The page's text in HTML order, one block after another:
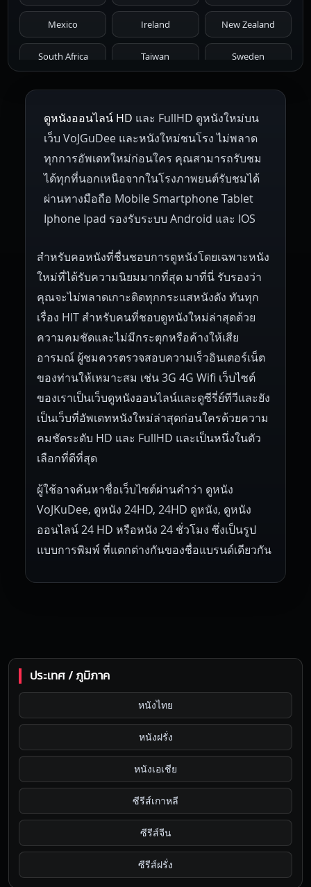
1966 1965 1964 1963 1962
1959 1955
1945 1942 1941 1940 1939
1938 1937 1930 1928 1916
Mexico Ireland New Zealand
South Africa Taiwan Sweden
Netherlands Russia Poland
Hungary Denmark Bulgaria
Czech Republic Brazil Turkey
ดูหนังออนไลน์ HD และ FullHD ดูหนังใหม่บน
เว็บ VoJGuDee และหนังใหม่ชนโรง ไม่พลาด
ทุกการอัพเดทใหม่ก่อนใคร คุณสามารถรับชม
ได้ทุกที่นอกเหนือจากในโรงภาพยนต์รับชมได้
ผ่านทางมือถือ Mobile Smartphone Tablet
Iphone Ipad รองรับระบบ Android และ IOS
สำหรับคอหนังที่ชื่นชอบการดูหนังโดยเฉพาะหนัง
ใหม่ที่ได้รับความนิยมมากที่สุด มาที่นี่ รับรองว่า
คุณจะไม่พลาดเกาะติดทุกกระแสหนังดัง ทันทุก
เรื่อง HIT สำหรับคนที่ชอบดูหนังใหม่ล่าสุดด้วย
ความคมชัดและไม่มีกระตุกหรือค้างให้เสีย
อารมณ์ ผู้ชมควรตรวจสอบความเร็วอินเตอร์เน็ต
ของท่านให้เหมาะสม เช่น 3G 4G Wifi เว็บไซต์
ของเราเป็นเว็บดูหนังออนไลน์และดูซีรี่ย์ทีวีและยัง
เป็นเว็บที่อัพเดทหนังใหม่ล่าสุดก่อนใครด้วยความ
คมชัดระดับ HD และ FullHD และเป็นหนึ่งในตัว
เลือกที่ดีที่สุด
ผู้ใช้อาจค้นหาชื่อเว็บไซต์ผ่านคำว่า ดูหนัง
VoJKuDee, ดูหนัง 24HD, 24HD ดูหนัง, ดูหนัง
ออนไลน์ 24 HD หรือหนัง 24 ชั่วโมง ซึ่งเป็นรูป
แบบการพิมพ์ ที่แตกต่างกันของชื่อแบรนด์เดียวกัน
ประเทศ / ภูมิภาค
หนังไทย
หนังฝรั่ง
หนังเอเชีย
ซีรีส์เกาหลี
ซีรีส์จีน
ซีรีส์ฝรั่ง